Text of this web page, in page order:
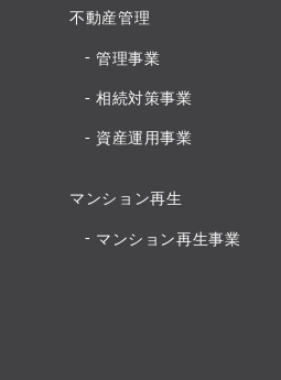
不動産管理
管理事業
相続対策事業
資産運用事業
マンション再生
マンション再生事業